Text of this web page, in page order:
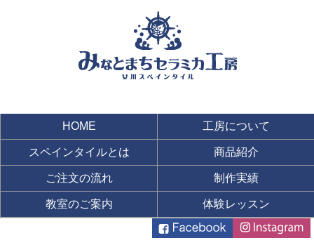
HOME 工房について
スペインタイルとは 商品紹介
ご注文の流れ 制作実績
教室のご案内 体験レッスン